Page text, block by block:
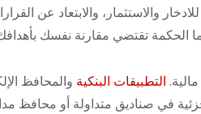
والاستثمار، والابتعاد عن
الحكمة تقتضي مقارنة نفسك
التطبيقات البنكية والمحافظ
جزئية في صناديق متداولة أو